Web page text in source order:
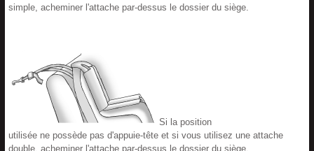
simple, acheminer l'attache par-dessus le dossier du siège.
Si la position
utilisée ne possède pas d'appuie-tête et si vous utilisez une attache
double, acheminer l'attache par-dessus le dossier du siège.